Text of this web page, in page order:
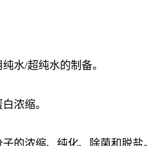
水/超纯水的制备。
浓缩。